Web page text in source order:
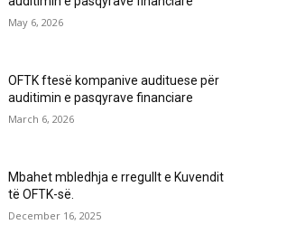
May 6, 2026
OFTK ftesë kompanive audituese për
auditimin e pasqyrave financiare
March 6, 2026
Mbahet mbledhja e rregullt e Kuvendit
të OFTK-së.
December 16, 2025